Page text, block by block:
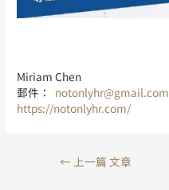
Miriam Chen
郵件： notonlyhr@gmail.com
https://notonlyhr.com/
← 上一篇 文章